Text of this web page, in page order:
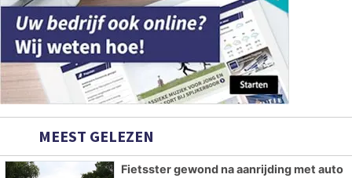
MEEST GELEZEN
Fietsster gewond na aanrijding met auto